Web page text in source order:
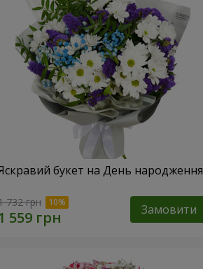
букет на День народження
732 грн Замовити